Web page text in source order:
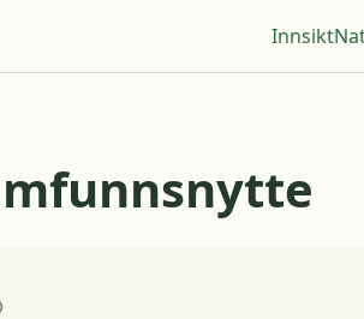
Innsikt